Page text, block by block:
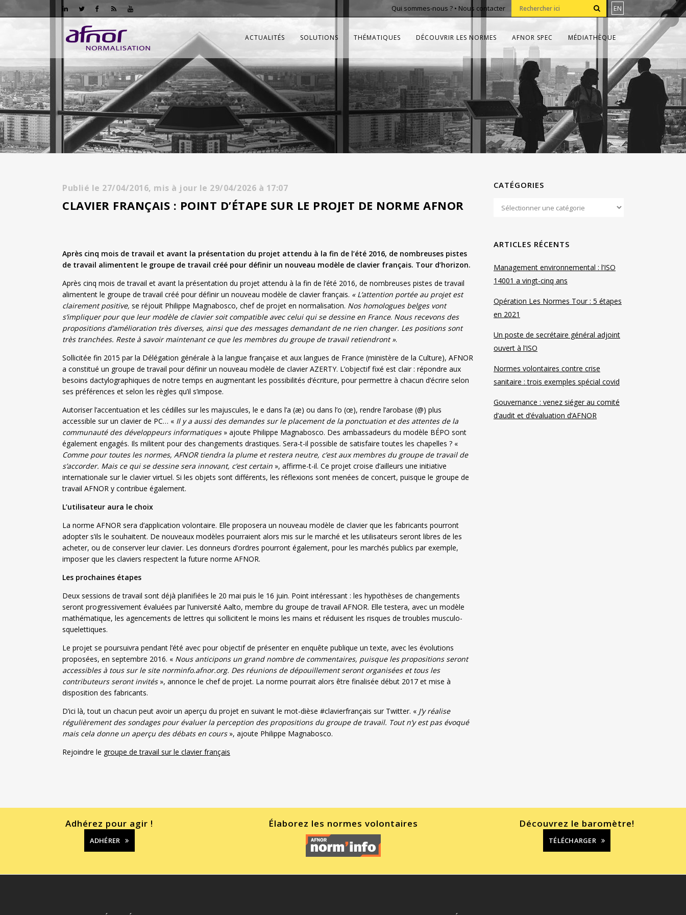
Qui sommes-nous ?• Nous contacter EN
ACTUALITÉS SOLUTIONS THÉMATIQUES DÉCOUVRIR LES NORMES AFNOR SPEC MÉDIATHÈQUE
Publié le 27/04/2016, mis à jour le 29/04/2026 à 17:07
CLAVIER FRANÇAIS : POINT D’ÉTAPE SUR LE PROJET DE NORME AFNOR
Après cinq mois de travail et avant la présentation du projet attendu à la fin de l’été 2016, de nombreuses pistes
de travail alimentent le groupe de travail créé pour définir un nouveau modèle de clavier français. Tour d’horizon.
Après cinq mois de travail et avant la présentation du projet attendu à la fin de l’été 2016, de nombreuses pistes de travail
alimentent le groupe de travail créé pour définir un nouveau modèle de clavier français. « L’attention portée au projet est
clairement positive, se réjouit Philippe Magnabosco, chef de projet en normalisation. Nos homologues belges vont
s’impliquer pour que leur modèle de clavier soit compatible avec celui qui se dessine en France. Nous recevons des
propositions d’amélioration très diverses, ainsi que des messages demandant de ne rien changer. Les positions sont
très tranchées. Reste à savoir maintenant ce que les membres du groupe de travail retiendront ».
Sollicitée fin 2015 par la Délégation générale à la langue française et aux langues de France (ministère de la Culture), AFNOR
a constitué un groupe de travail pour définir un nouveau modèle de clavier AZERTY. L’objectif fixé est clair : répondre aux
besoins dactylographiques de notre temps en augmentant les possibilités d’écriture, pour permettre à chacun d’écrire selon
ses préférences et selon les règles qu’il s’impose.
Autoriser l’accentuation et les cédilles sur les majuscules, le e dans l’a (æ) ou dans l’o (œ), rendre l’arobase (@) plus
accessible sur un clavier de PC… « Il y a aussi des demandes sur le placement de la ponctuation et des attentes de la
communauté des développeurs informatiques » ajoute Philippe Magnabosco. Des ambassadeurs du modèle BÉPO sont
également engagés. Ils militent pour des changements drastiques. Sera-t-il possible de satisfaire toutes les chapelles ? «
Comme pour toutes les normes, AFNOR tiendra la plume et restera neutre, c’est aux membres du groupe de travail de
s’accorder. Mais ce qui se dessine sera innovant, c’est certain », affirme-t-il. Ce projet croise d’ailleurs une initiative
internationale sur le clavier virtuel. Si les objets sont différents, les réflexions sont menées de concert, puisque le groupe de
travail AFNOR y contribue également.
L’utilisateur aura le choix
La norme AFNOR sera d’application volontaire. Elle proposera un nouveau modèle de clavier que les fabricants pourront
adopter s’ils le souhaitent. De nouveaux modèles pourraient alors mis sur le marché et les utilisateurs seront libres de les
acheter, ou de conserver leur clavier. Les donneurs d’ordres pourront également, pour les marchés publics par exemple,
imposer que les claviers respectent la future norme AFNOR.
Les prochaines étapes
Deux sessions de travail sont déjà planifiées le 20 mai puis le 16 juin. Point intéressant : les hypothèses de changements
seront progressivement évaluées par l’université Aalto, membre du groupe de travail AFNOR. Elle testera, avec un modèle
mathématique, les agencements de lettres qui sollicitent le moins les mains et réduisent les risques de troubles musculo-
squelettiques.
Le projet se poursuivra pendant l’été avec pour objectif de présenter en enquête publique un texte, avec les évolutions
proposées, en septembre 2016. « Nous anticipons un grand nombre de commentaires, puisque les propositions seront
accessibles à tous sur le site norminfo.afnor.org. Des réunions de dépouillement seront organisées et tous les
contributeurs seront invités », annonce le chef de projet. La norme pourrait alors être finalisée début 2017 et mise à
disposition des fabricants.
D’ici là, tout un chacun peut avoir un aperçu du projet en suivant le mot-dièse #clavierfrançais sur Twitter. « J’y réalise
régulièrement des sondages pour évaluer la perception des propositions du groupe de travail. Tout n’y est pas évoqué
mais cela donne un aperçu des débats en cours», ajoute Philippe Magnabosco.
Rejoindre le groupe de travail sur le clavier français
CATÉGORIES
ARTICLES RÉCENTS
Management environnemental : l’ISO
14001 a vingt-cinq ans
Opération Les Normes Tour : 5 étapes
en 2021
Un poste de secrétaire général adjoint
ouvert à l’ISO
Normes volontaires contre crise
sanitaire : trois exemples spécial covid
Gouvernance : venez siéger au comité
d’audit et d’évaluation d’AFNOR
Adhérez pour agir !
ADHÉRER
Élaborez les normes volontaires Découvrez le baromètre!
TÉLÉCHARGER